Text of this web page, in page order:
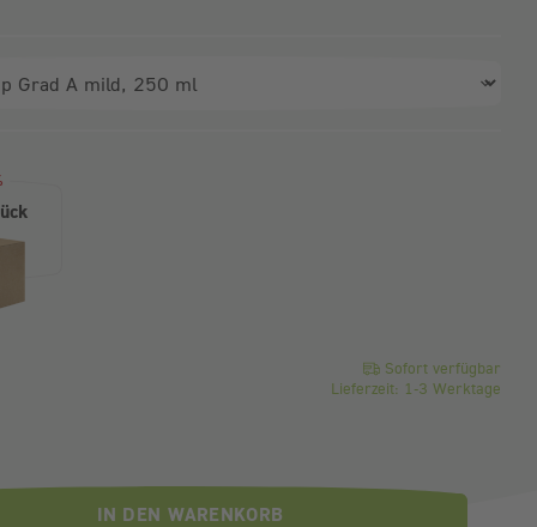
Sofort verfügbar
Lieferzeit: 1-3 Werktage
IN DEN WARENKORB